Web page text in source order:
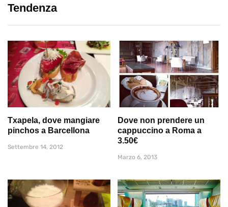
Tendenza
Txapela, dove mangiare
pinchos a Barcellona
Settembre 14, 2012
Dove non prendere un
cappuccino a Roma a
3.50€
Marzo 6, 2013